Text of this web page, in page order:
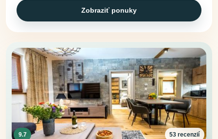
Zobraziť ponuky
9.7 53 recenzií